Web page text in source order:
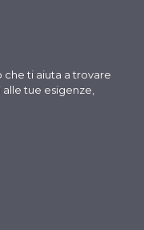
ti aiuta a trovare
tue esigenze,